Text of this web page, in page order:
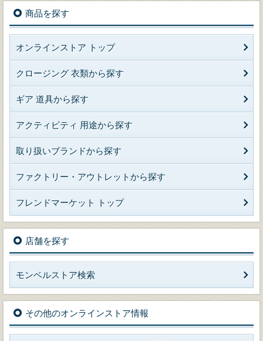
商品を探す
オンラインストア トップ
クロージング 衣類から探す
ギア 道具から探す
アクティビティ 用途から探す
取り扱いブランドから探す
ファクトリー・アウトレットから探す
フレンドマーケット トップ
店舗を探す
モンベルストア検索
その他のオンラインストア情報